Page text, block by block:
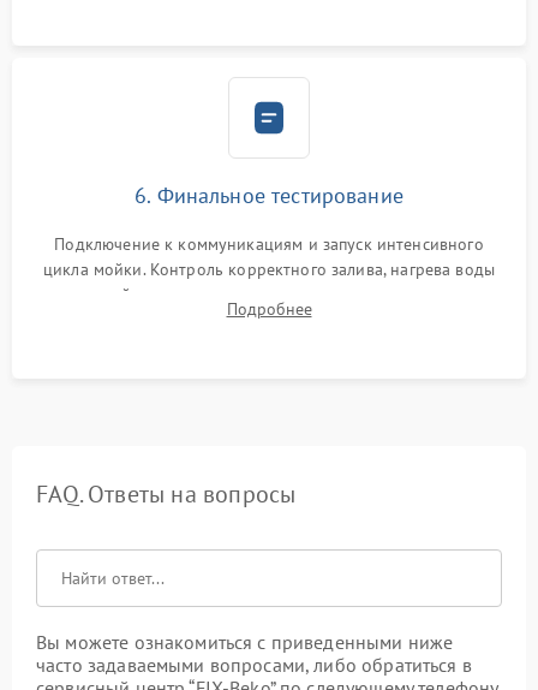
6. Финальное тестирование
Подключение к коммуникациям и запуск интенсивного
цикла мойки. Контроль корректного залива, нагрева воды
до нужной температуры, отсутствия посторонних шумов,
штатного слива и абсолютной сухости в поддоне.
Подробнее
FAQ. Ответы на вопросы
Вы можете ознакомиться с приведенными ниже
часто задаваемыми вопросами, либо обратиться в